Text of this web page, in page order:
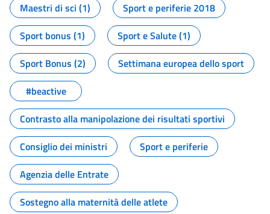
Maestri di sci (1)
Sport e periferie 2018
Sport bonus (1)
Sport e Salute (1)
Sport Bonus (2)
Settimana europea dello sport
#beactive
Contrasto alla manipolazione dei risultati sportivi
Consiglio dei ministri
Sport e periferie
Agenzia delle Entrate
Sostegno alla maternità delle atlete